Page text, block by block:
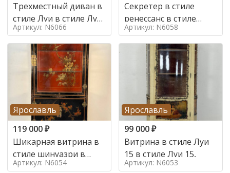
Трехместный диван в
стиле Луи в стиле Луи
16,
Артикул: N6066
Секретер в стиле
ренессанс в стиле
ренессанс, 19 век
Артикул: N6058
Ярославль
119 000₽
Шикарная витрина в
стиле шинуазри в
стиле шинуазри,
Артикул: N6054
Ярославль
99 000₽
Витрина в стиле Луи
15 в стиле Луи 15,
Артикул: N6053